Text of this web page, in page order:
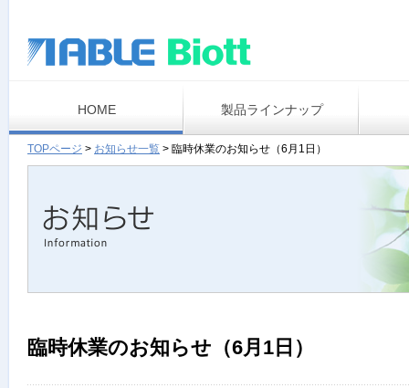
HOME 製品ラインナップ
TOPページ > お知らせ一覧 > 臨時休業のお知らせ（6月1日）
臨時休業のお知らせ（6月1日）